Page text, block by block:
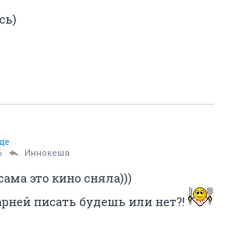
Иннокеша
это кино сняла)))
писать будешь или нет?!